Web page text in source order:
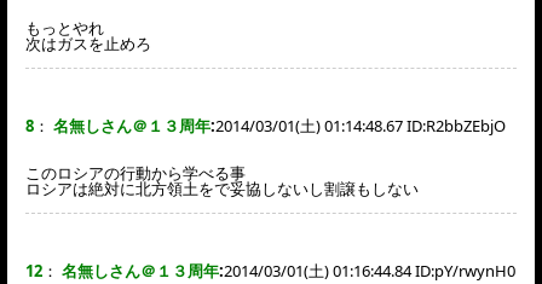
もっとやれ
次はガスを止めろ
8 ： 名無しさん＠１３周年:2014/03/01(土) 01:14:48.67 ID:R2bbZEbjO
このロシアの行動から学べる事
ロシアは絶対に北方領土をで妥協しないし割譲もしない
12 ： 名無しさん＠１３周年:2014/03/01(土) 01:16:44.84 ID:pY/rwynH0